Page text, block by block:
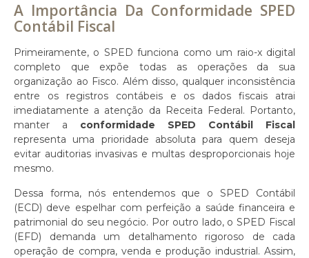
A Importância Da Conformidade SPED
Contábil Fiscal
Primeiramente, o SPED funciona como um raio-x digital
completo que expõe todas as operações da sua
organização ao Fisco. Além disso, qualquer inconsistência
entre os registros contábeis e os dados fiscais atrai
imediatamente a atenção da Receita Federal. Portanto,
manter a conformidade SPED Contábil Fiscal
representa uma prioridade absoluta para quem deseja
evitar auditorias invasivas e multas desproporcionais hoje
mesmo.
Dessa forma, nós entendemos que o SPED Contábil
(ECD) deve espelhar com perfeição a saúde financeira e
patrimonial do seu negócio. Por outro lado, o SPED Fiscal
(EFD) demanda um detalhamento rigoroso de cada
operação de compra, venda e produção industrial. Assim,